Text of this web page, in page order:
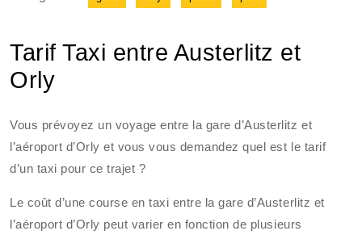
Tarif Taxi entre Austerlitz et
Orly
Vous prévoyez un voyage entre la gare d’Austerlitz et
l’aéroport d’Orly et vous vous demandez quel est le tarif
d’un taxi pour ce trajet ?
Le coût d’une course en taxi entre la gare d’Austerlitz et
l’aéroport d’Orly peut varier en fonction de plusieurs